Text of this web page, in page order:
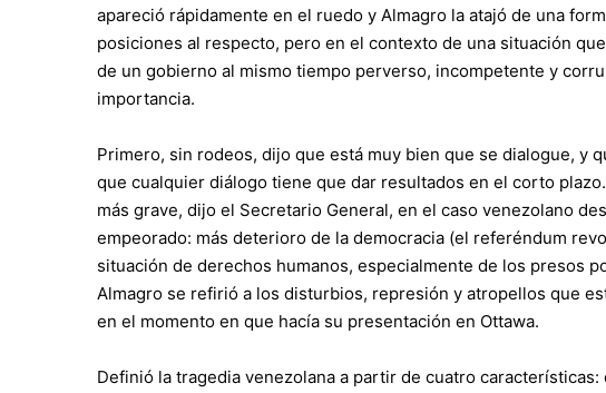
apareció rápidamente en el ruedo y Almagro la atajó de una
posiciones al respecto, pero en el contexto de una situación
de un gobierno al mismo tiempo perverso, incompetente y
importancia.
Primero, sin rodeos, dijo que está muy bien que se dialogue, y
que cualquier diálogo tiene que dar resultados en el corto
más grave, dijo el Secretario General, en el caso venezolano
empeorado: más deterioro de la democracia (el referéndum
situación de derechos humanos, especialmente de los presos
Almagro se refirió a los disturbios, represión y atropellos que
en el momento en que hacía su presentación en Ottawa.
Definió la tragedia venezolana a partir de cuatro